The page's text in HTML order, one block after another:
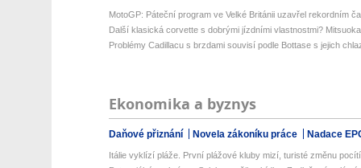
MotoGP: Páteční program ve Velké Británii uzavřel rekordním
Další klasická corvette s dobrými jízdními vlastnostmi?
Problémy Cadillacu s brzdami souvisí podle Bottase s jejich
Ekonomika a byznys
Daňové přiznání Novela zákoníku práce Nadace
Itálie vyklízí pláže. První plážové kluby mizí, turisté změnu